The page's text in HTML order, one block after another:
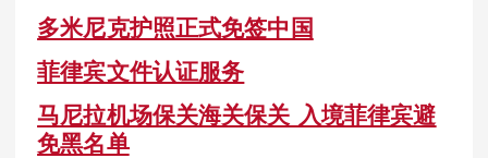
多米尼克护照正式免签中国
菲律宾文件认证服务
马尼拉机场保关海关保关 入境菲律宾避
免黑名单